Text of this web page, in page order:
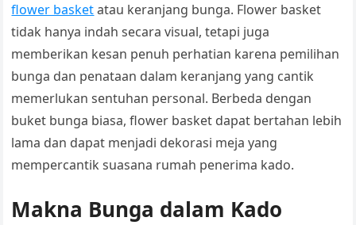
flower basketatau keranjang bunga. Flower basket
tidak hanya indah secara visual, tetapi juga
memberikan kesan penuh perhatian karena pemilihan
bunga dan penataan dalam keranjang yang cantik
memerlukan sentuhan personal. Berbeda dengan
buket bunga biasa, flower basket dapat bertahan lebih
lama dan dapat menjadi dekorasi meja yang
mempercantik suasana rumah penerima kado.
Makna Bunga dalam Kado